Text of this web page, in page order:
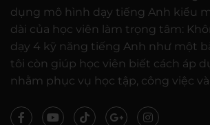
dụng mô hình dạy tiếng Anh kiểu
dài của học viên làm trọng tâm:
dạy 4 kỹ năng tiếng Anh như một
tôi còn giúp học viên biết cách áp
nhằm phục vụ học tập, công việc